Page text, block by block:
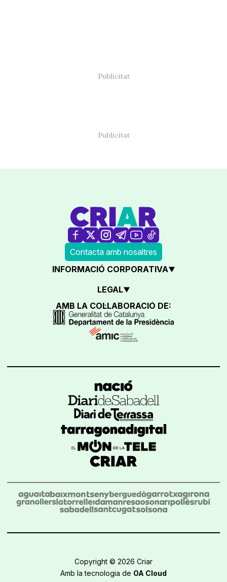
Contacta amb nosaltres
INFORMACIÓ CORPORATIVA
LEGAL
AMB LA COL·LABORACIÓ DE:
Copyright © 2026 Criar
Amb la tecnologia de OA Cloud